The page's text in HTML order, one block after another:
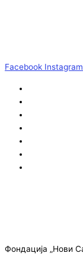
Facebook Instagram
Фондација „Нови